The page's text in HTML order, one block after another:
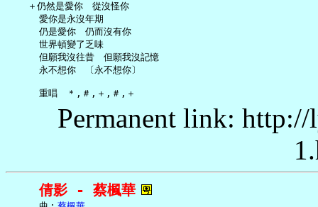
   ＋仍然是愛你　從沒怪你
     愛你是永沒年期
     仍是愛你　仍而沒有你
     世界頓變了乏味
     但願我沒往昔　但願我沒記憶
     永不想你　〔永不想你〕
Permanent link:
倩影 - 蔡楓華